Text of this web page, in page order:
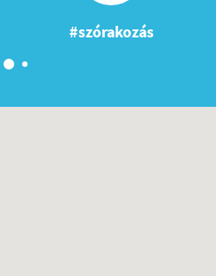
#szórakozás